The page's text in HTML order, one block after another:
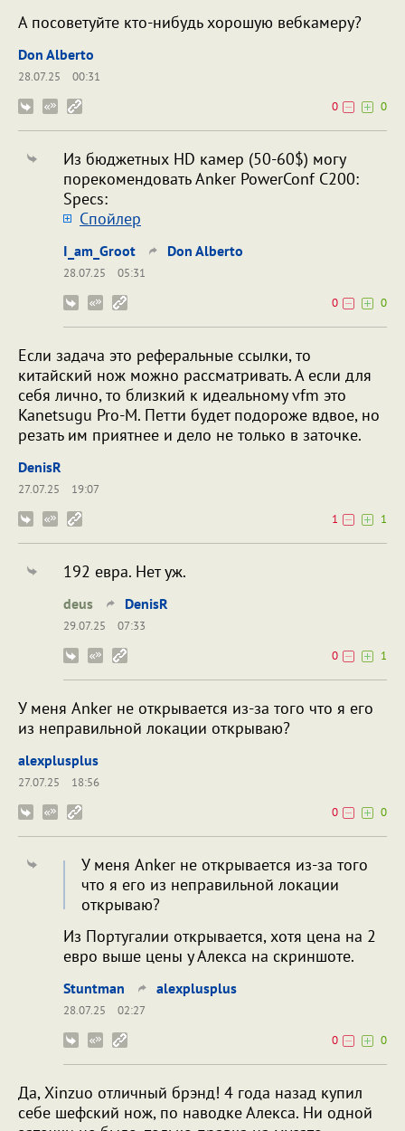
А посоветуйте кто-нибудь хорошую вебкамеру?
Don Alberto
28.07.25
00:31
0
0
Из бюджетных HD камер (50-60$) могу
порекомендовать Anker PowerConf C200:
Specs:
Cпойлер
I_am_Groot Don Alberto
28.07.25
05:31
0
0
Если задача это реферальные ссылки, то
китайский нож можно рассматривать. А если для
себя лично, то близкий к идеальному vfm это
Kanetsugu Pro-M. Петти будет подороже вдвое, но
резать им приятнее и дело не только в заточке.
DenisR
27.07.25
19:07
1
1
192 евра. Нет уж.
deus DenisR
29.07.25
07:33
0
1
У меня Anker не открывается из-за того что я его
из неправильной локации открываю?
alexplusplus
27.07.25
18:56
0
0
У меня Anker не открывается из-за того
что я его из неправильной локации
открываю?
Из Португалии открывается, хотя цена на 2
евро выше цены у Алекса на скриншоте.
Stuntman alexplusplus
28.07.25
02:27
0
0
Да, Xinzuo отличный брэнд! 4 года назад купил
себе шефский нож, по наводке Алекса. Ни одной